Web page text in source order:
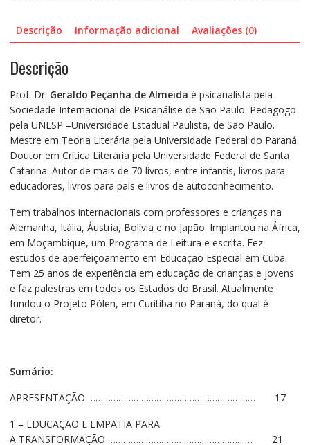
Delicadeza
Descrição Informação adicional Avaliações (0)
Descrição
Prof. Dr. Geraldo Peçanha de Almeida é psicanalista pela
Sociedade Internacional de Psicanálise de São Paulo. Pedagogo
pela UNESP –Universidade Estadual Paulista, de São Paulo.
Mestre em Teoria Literária pela Universidade Federal do Paraná.
Doutor em Crítica Literária pela Universidade Federal de Santa
Catarina. Autor de mais de 70 livros, entre infantis, livros para
educadores, livros para pais e livros de autoconhecimento.
Tem trabalhos internacionais com professores e crianças na
Alemanha, Itália, Áustria, Bolívia e no Japão. Implantou na África,
em Moçambique, um Programa de Leitura e escrita. Fez
estudos de aperfeiçoamento em Educação Especial em Cuba.
Tem 25 anos de experiência em educação de crianças e jovens
e faz palestras em todos os Estados do Brasil. Atualmente
fundou o Projeto Pólen, em Curitiba no Paraná, do qual é
diretor.
Sumário:
APRESENTAÇÃO ………………………………………………………… 17
1 – EDUCAÇÃO E EMPATIA PARA
A TRANSFORMAÇÃO ………………………………………………… 21